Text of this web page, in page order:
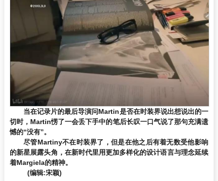
当在记录片的最后导演问Martin是否在时装界说出想说出的一
切时，Martin愣了一会丢下手中的笔后长叹一口气说了那句充满遗
憾的“没有”。
尽管Martiny不在时装界了，但是在他之后有着无数受他影响
的新星展露头角，在新时代里用更加多样化的设计语言与理念延续
着Margiela的精神。
(编辑:宋颖)